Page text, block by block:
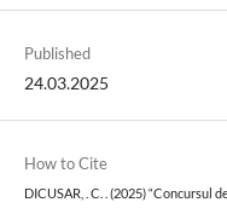
Published
24.03.2025
How to Cite
DICUSAR, . C. . (2025) “Concursul